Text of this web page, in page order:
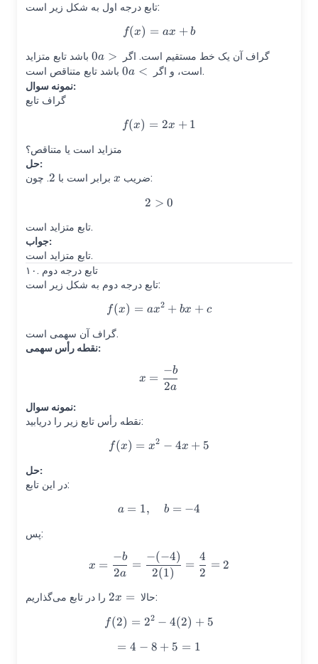
تابع درجه اول به شکل زیر است:
f(x)=ax+b
f(x) = ax + b
گراف آن یک خط مستقیم است. اگر
a>0
a >
0 باشد تابع متزاید
است، و اگر
a<0
a <
0
باشد تابع متناقص است.
نمونه سوال:
گراف تابع
f(x)=2x+1
f(x) = 2x + 1
متزاید است یا متناقص؟
حل:
ضریب
x
x برابر است با
2
2 . چون:
2>0
2 > 0
تابع متزاید است.
جواب:
تابع متزاید است.
۱۰. تابع درجه دوم
تابع درجه دوم به شکل زیر است:
f(x)=ax^2+bx+c
f(x) = ax2 + bx + c
گراف آن سهمی است.
نقطه رأس سهمی:
x=\frac{-b}{2a}
x =
2a
−b
نمونه سوال:
نقطه رأس تابع زیر را دریابید:
f(x)=x^2-4x+5
f(x) = x2 − 4x + 5
حل:
در این تابع:
a=1,\quad b=-4
a = 1, b = −4
پس:
x=\frac{-b}{2a}=\frac{-(-
x =
2a
−b
=
2(1)
−(−4)
=
2
4
= 2
حالا
x=2
x =
2 را در تابع می‌گذاریم:
f(2)=2^2-4(2)+5
f(2) = 22 − 4(2) + 5
=4-8+5=1
= 4 − 8 + 5 = 1